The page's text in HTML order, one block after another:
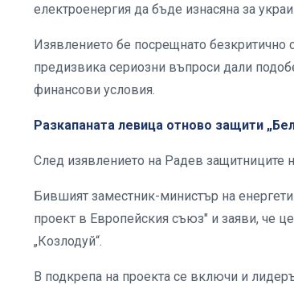
електроенергия да бъде изнасяна за
Изявлението бе посрещнато безкритично
предизвика сериозни въпроси дали
финансови условия.
Разкапаната левица отново защити
След изявлението на Радев защитниците
Бившият заместник-министър на
проект в Европейския съюз" и заяви, че
„Козлодуй“.
В подкрепа на проекта се включи и